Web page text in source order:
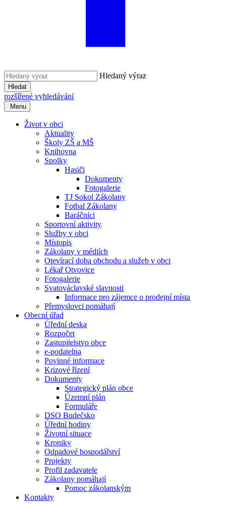
Hledaný výraz
Hledat
rozšířené vyhledávání
Menu
Život v obci
Aktuality
Školy ZŠ a MŠ
Knihovna
Spolky
Hasiči
Dokumenty
Fotogalerie
TJ Sokol Zákolany
Fotbal Zákolany
Baráčníci
Sportovní aktivity
Služby v obci
Místopis
Zákolany v médiích
Otevírací doba obchodu a služeb v obci
Lékař Otvovice
Fotogalerie
Svatováclavské slavnosti
Informace pro zájemce o prodejní místa
Přemyslovci pomáhají
Obecní úřad
Úřední deska
Rozpočet
Zastupitelstvo obce
e-podatelna
Povinné informace
Krizové řízení
Dokumenty
Strategický plán obce
Územní plán
Formuláře
DSO Budečsko
Úřední hodiny
Životní situace
Kroniky
Odpadové hospodářství
Projekty
Profil zadavatele
Zákolany pomáhají
Pomoc zákolanským
Kontakty